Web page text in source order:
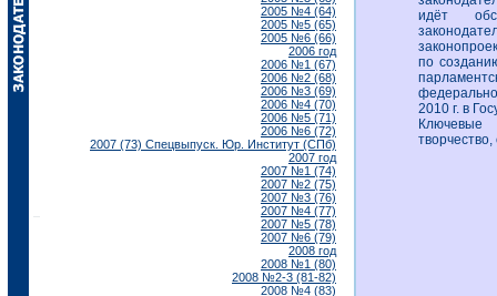
2005 №4 (64)
2005 №5 (65)
2005 №6 (66)
2006 год
2006 №1 (67)
2006 №2 (68)
2006 №3 (69)
2006 №4 (70)
2006 №5 (71)
2006 №6 (72)
2007 (73) Спецвыпуск. Юр. Институт (СПб)
2007 год
2007 №1 (74)
2007 №2 (75)
2007 №3 (76)
2007 №4 (77)
2007 №5 (78)
2007 №6 (79)
2008 год
2008 №1 (80)
2008 №2-3 (81-82)
2008 №4 (83)
идёт
по
2010 г. в
Ключевые